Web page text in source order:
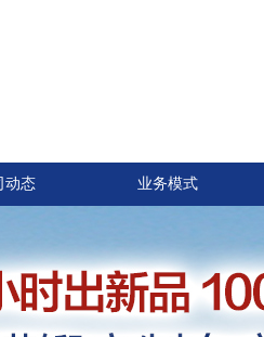
动态 业务模式